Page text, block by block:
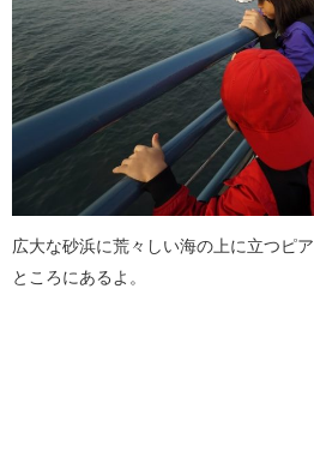
広大な砂浜に荒々しい海の上に立つピ
ところにあるよ。